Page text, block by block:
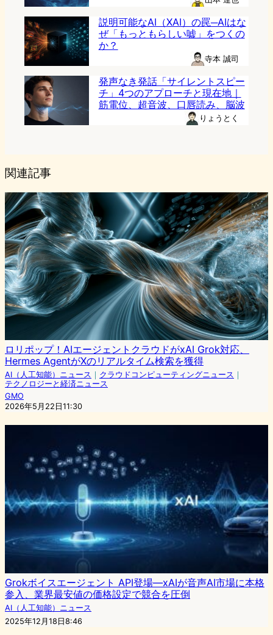
説明可能なAI（XAI）の罠─AIはな
ぜ「もっともらしい嘘」をつくの
か？
寺本 誠司
発声なき発話「サイレントスピー
チ」4つのアプローチと現在地｜
筋電位、超音波、口唇読み、脳波
りょうとく
関連記事
ロリポップ！AIエージェントクラウドがxAI Grok対応、
Hermes AgentがXのリアルタイム検索を獲得
AI（人工知能）ニュース ｜ クラウドコンピューティングニュース ｜
テクノロジーと経済ニュース
GMO
2026年5月22日11:30
Grokボイスエージェント API登場―xAIが音声AI市場に本格
参入、業界最安値の価格設定で競合を圧倒
AI（人工知能）ニュース
2025年12月18日8:46